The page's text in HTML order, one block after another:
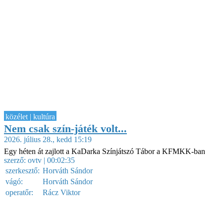
közélet | kultúra
Nem csak szín-játék volt...
2026. július 28., kedd 15:19
Egy héten át zajlott a KaDarka Színjátszó Tábor a KFMKK-ban
szerző: ovtv | 00:02:35
szerkesztő: Horváth Sándor
vágó:
Horváth Sándor
operatőr:
Rácz Viktor